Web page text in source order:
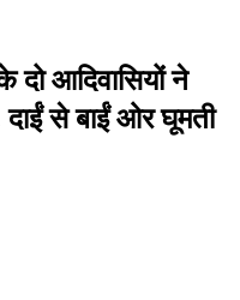
आदिवासियों ने
से बाईं ओर घूमती